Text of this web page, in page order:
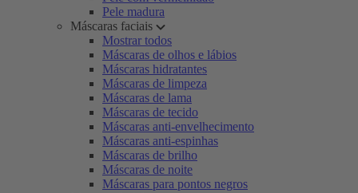
Pele madura
Máscaras faciais
Mostrar todos
Máscaras de olhos e lábios
Máscaras hidratantes
Máscaras de limpeza
Máscaras de lama
Máscaras de tecido
Máscaras anti-envelhecimento
Máscaras anti-espinhas
Máscaras de brilho
Máscaras de noite
Máscaras para pontos negros